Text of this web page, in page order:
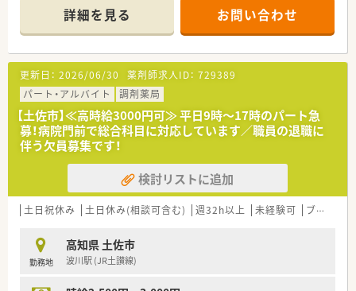
■薬剤師3名在籍されています。管理薬剤師は女性です。
＜業務内容＞
■調剤・投薬・監査等、外来処方箋の対応全般をお願いいたしま
す。
■消化器内科、循環器内科、呼吸器内科、神経内科、外科、眼科、耳
鼻咽喉科、整形外科、脳神経外科、泌尿器科、婦人科、小児科、精神
科、皮膚科など、様々な領域の処方箋を受けています。
■処方箋枚数は1日あたり平均70枚です。
■投薬口は2箇所、立ち投薬です。
■在宅業務も患者様のご要望に応じて対応されています。
ご経験や入社後の状況に応じてご担当頂く可能性もございま
＜研修制度＞
す。
ベテランの社員さんもおられますので安心です。
■認定薬剤師取得サポートとしてe-ラーニングの利用が可能で
詳細を見る お問い合わせ
更新日： 2026/06/30 薬剤師求人ID： 729389
パート・アルバイト
調剤薬局
【土佐市】≪高時給3000円可≫ 平日9時～17時のパート急
募！病院門前で総合科目に対応しています／職員の退職に
伴う欠員募集です！
検討リストに追加
土日祝休み 土日休み(相談可含む) 週32h以上 未経験可 ブランク可
勤務地
高知県 土佐市
波川駅 (JR土讃線)